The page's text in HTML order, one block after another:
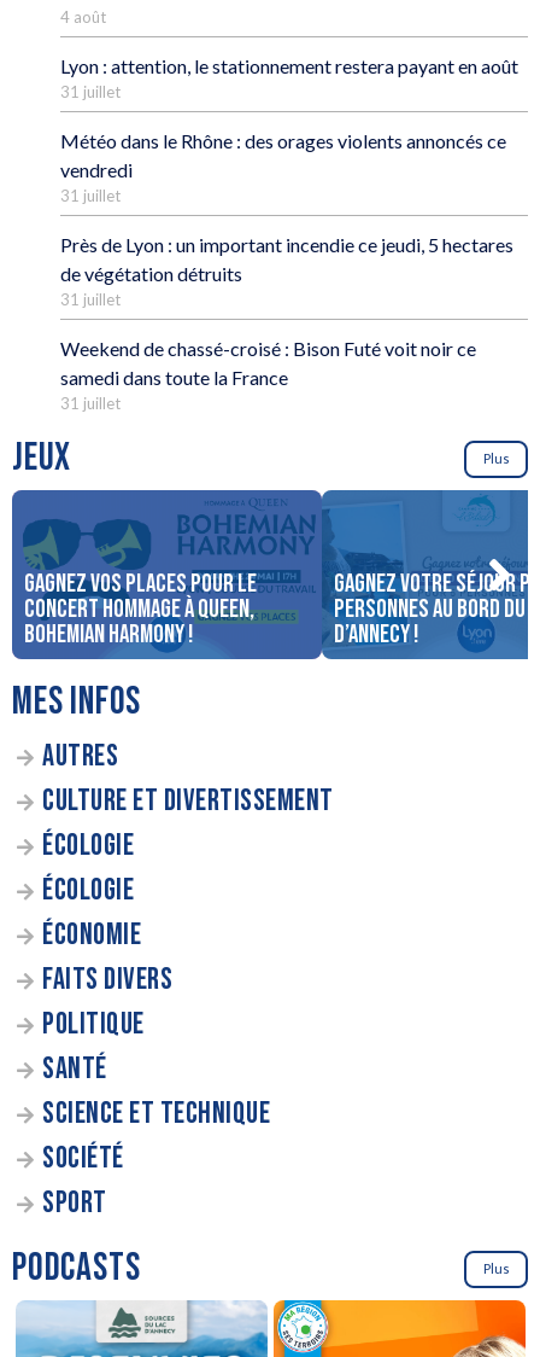
4 août
Lyon : attention, le stationnement restera payant en août
31 juillet
Météo dans le Rhône : des orages violents annoncés ce
vendredi
31 juillet
Près de Lyon : un important incendie ce jeudi, 5 hectares
de végétation détruits
31 juillet
Weekend de chassé-croisé : Bison Futé voit noir ce
samedi dans toute la France
31 juillet
JEUX Plus
Gagnez vos places pour le
concert Hommage à Queen,
Bohemian Harmony !
Gagnez votre séjour
personnes au bord du
d’Annecy !
MES INFOS
AUTRES
CULTURE ET DIVERTISSEMENT
ÉCOLOGIE
ÉCOLOGIE
ÉCONOMIE
FAITS DIVERS
POLITIQUE
SANTÉ
SCIENCE ET TECHNIQUE
SOCIÉTÉ
SPORT
PODCASTS Plus